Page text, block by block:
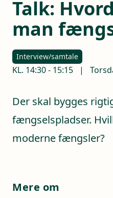
Talk:
man
Interview/samtale
KL. 14:30- 15:15 |
Der skal bygges
fængselspladser.
moderne fængsler?
Mere om